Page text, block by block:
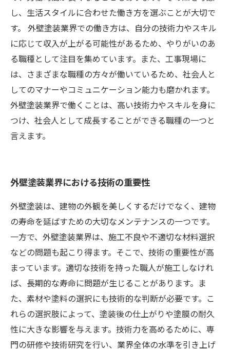
し、生活スタイルに合わせた働き方を選ぶことが大切で
す。 外壁塗装業界での働き方は、自分の技術力やスキル
に応じて収入が上がる可能性があるため、やりがいのあ
る職種として注目を集めています。また、工事現場に
は、さまざまな職種の方々が働いているため、社会人と
してのマナーやコミュニケーション能力も磨かれます。
外壁塗装業界で働くことは、高い技術力やスキルを身に
つけ、社会人として成長することができる職種の一つと
言えます。
外壁塗装業界における技術の重要性
外壁塗装は、建物の外観を美しくするだけでなく、建物
の寿命を延ばすための大切なメンテナンスの一つです。
一方で、外壁塗装業界は、施工不良や不適切な材料選択
などの問題も起こり得ます。そこで、技術の重要性が高
まっています。適切な技術を持った職人が施工しなけれ
ば、長期的な寿命に問題が生じることがあります。ま
た、素材や塗料の選択にも技術的な判断が必要です。こ
れらの選択肢によって、塗装後の仕上がりや塗膜の耐久
性に大きな影響を与えます。技術力を高めるために、専
門の研修や技術研究を行い、業界全体の水準を引き上げ